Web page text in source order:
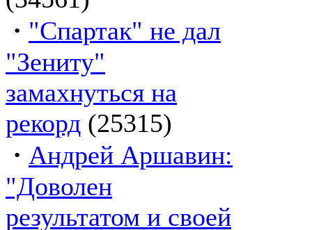
· "Спартак" не дал
"Зениту"
замахнуться на
рекорд (25315)
· Андрей Аршавин:
"Доволен
результатом и своей